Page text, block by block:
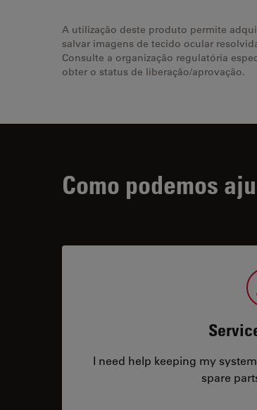
A utilização deste produto permite
salvar imagens de tecido ocular
Consulte a organização regulatória
obter o status de liberação/aprovação.
Como podemos
I need help keeping my
spare